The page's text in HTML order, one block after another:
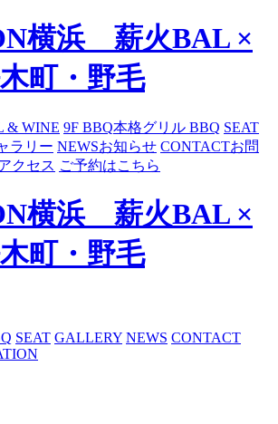
横浜 薪火BAL ×
町・野毛
& WINE 9F BBQ本格グリル BBQ SEAT
ラリー NEWSお知らせ CONTACTお問
クセス ご予約はこちら
横浜 薪火BAL ×
町・野毛
SEAT GALLERY NEWS CONTACT